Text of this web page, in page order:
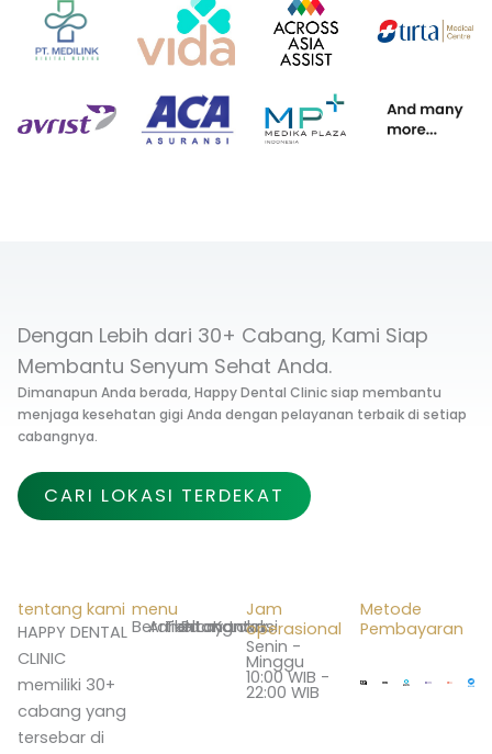
Dengan Lebih dari 30+ Cabang, Kami Siap
Membantu Senyum Sehat Anda.
Dimanapun Anda berada, Happy Dental Clinic siap membantu
menjaga kesehatan gigi Anda dengan pelayanan terbaik di setiap
cabangnya.
CARI LOKASI TERDEKAT
Metode
Pembayaran
tentang kami
HAPPY DENTAL
CLINIC
memiliki 30+
cabang yang
tersebar di
menu
Beranda
Artikel
Tentang
Promo
Layanan
Kontak
Lokasi
Jam
operasional
Senin -
Minggu
10:00 WIB -
22:00 WIB